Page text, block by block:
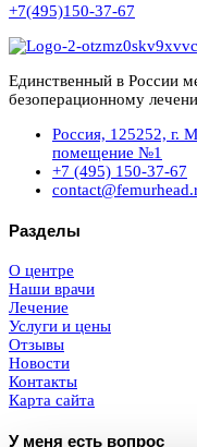
+7(495)150-37-67
Единственный в России
безоперационному
Россия, 125252, г.
помещение №1
+7 (495) 150-37-67
Разделы
О центре
Наши врачи
Лечение
Услуги и цены
Отзывы
Новости
Контакты
Карта сайта
У меня есть вопрос